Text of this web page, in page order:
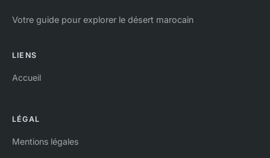
Votre guide pour explorer le désert marocain
LIENS
Accueil
LÉGAL
Mentions légales